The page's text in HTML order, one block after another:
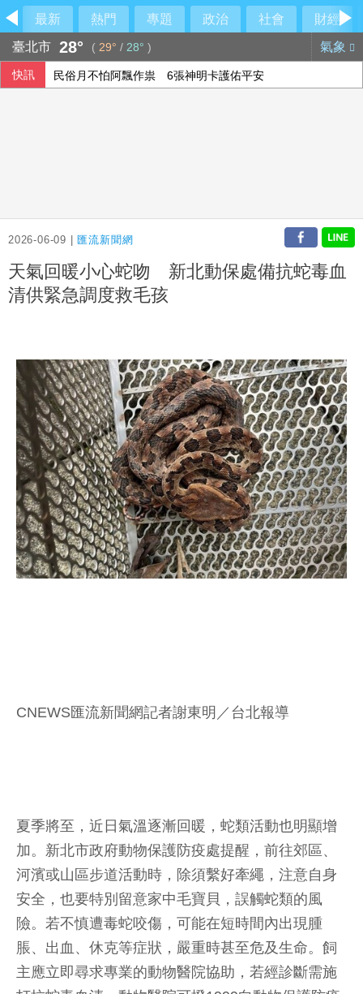
最新 熱門 專題 政治 社會
財經
臺北市 28° ( 29° / 28° ) 氣象
快訊 民俗月不怕阿飄作祟 6張神明卡護佑平安
2026-06-09 | 匯流新聞網
天氣回暖小心蛇吻 新北動保處備抗蛇毒血
清供緊急調度救毛孩
CNEWS匯流新聞網記者謝東明／台北報導
夏季將至，近日氣溫逐漸回暖，蛇類活動也明顯增
加。新北市政府動物保護防疫處提醒，前往郊區、
河濱或山區步道活動時，除須繫好牽繩，注意自身
安全，也要特別留意家中毛寶貝，誤觸蛇類的風
險。若不慎遭毒蛇咬傷，可能在短時間內出現腫
脹、出血、休克等症狀，嚴重時甚至危及生命。飼
主應立即尋求專業的動物醫院協助，若經診斷需施